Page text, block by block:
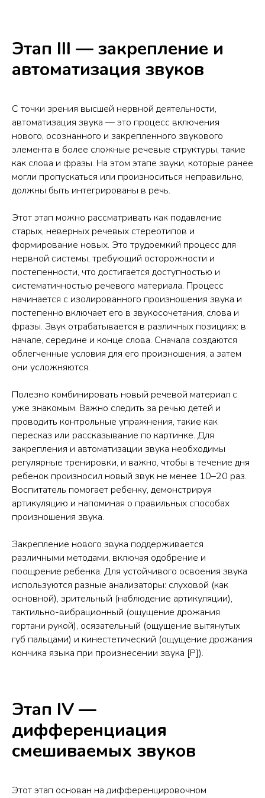
Этап III — закрепление и
автоматизация звуков
С точки зрения высшей нервной деятельности,
автоматизация звука — это процесс включения
нового, осознанного и закрепленного звукового
элемента в более сложные речевые структуры, такие
как слова и фразы. На этом этапе звуки, которые ранее
могли пропускаться или произноситься неправильно,
должны быть интегрированы в речь.
Этот этап можно рассматривать как подавление
старых, неверных речевых стереотипов и
формирование новых. Это трудоемкий процесс для
нервной системы, требующий осторожности и
постепенности, что достигается доступностью и
систематичностью речевого материала. Процесс
начинается с изолированного произношения звука и
постепенно включает его в звукосочетания, слова и
фразы. Звук отрабатывается в различных позициях: в
начале, середине и конце слова. Сначала создаются
облегченные условия для его произношения, а затем
они усложняются.
Полезно комбинировать новый речевой материал с
уже знакомым. Важно следить за речью детей и
проводить контрольные упражнения, такие как
пересказ или рассказывание по картинке. Для
закрепления и автоматизации звука необходимы
регулярные тренировки, и важно, чтобы в течение дня
ребенок произносил новый звук не менее 10–20 раз.
Воспитатель помогает ребенку, демонстрируя
артикуляцию и напоминая о правильных способах
произношения звука.
Закрепление нового звука поддерживается
различными методами, включая одобрение и
поощрение ребенка. Для устойчивого освоения звука
используются разные анализаторы: слуховой (как
основной), зрительный (наблюдение артикуляции),
тактильно-вибрационный (ощущение дрожания
гортани рукой), осязательный (ощущение вытянутых
губ пальцами) и кинестетический (ощущение дрожания
кончика языка при произнесении звука [Р]).
Этап IV —
дифференциация
смешиваемых звуков
Этот этап основан на дифференцировочном